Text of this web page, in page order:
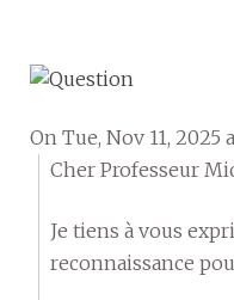
On Tue, Nov 11, 2025
Cher Professeur
Je tiens à vous
reconnaissance